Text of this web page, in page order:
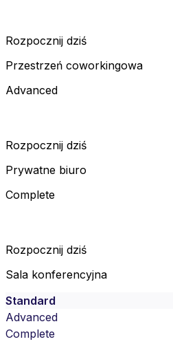
Rozpocznij dziś
Przestrzeń coworkingowa
Advanced
Rozpocznij dziś
Prywatne biuro
Complete
Rozpocznij dziś
Sala konferencyjna
Standard
Advanced
Complete